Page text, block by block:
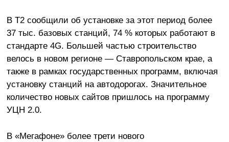
В Т2 сообщили об установке за этот период более
37 тыс. базовых станций, 74 % которых работают в
стандарте 4G. Большей частью строительство
велось в новом регионе — Ставропольском крае, а
также в рамках государственных программ, включая
установку станций на автодорогах. Значительное
количество новых сайтов пришлось на программу
УЦН 2.0.
В «Мегафоне» более трети нового